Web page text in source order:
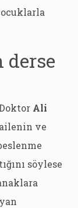
derse
Ali
ve
söylese